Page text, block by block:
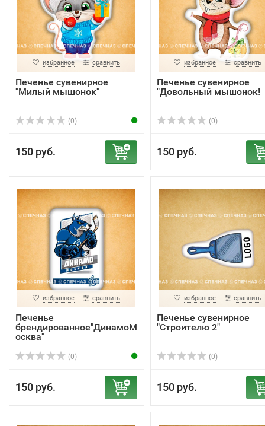
избранное сравнить
Печенье сувенирное
"Милый мышонок"
(0)
150 руб.
избранное сравнить
Печенье сувенирное
"Довольный мышонок!
(0)
150 руб.
избранное сравнить
Печенье
брендированное"ДинамоМ
осква"
(0)
150 руб.
избранное сравнить
Печенье сувенирное
"Строителю 2"
(0)
150 руб.